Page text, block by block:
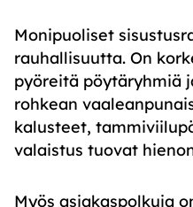
Monipuoliset
rauhallisuutta. On
pyöreitä pöytäryhmiä
rohkean
kalusteet,
valaistus tuovat
Myös asiakaspolkuja